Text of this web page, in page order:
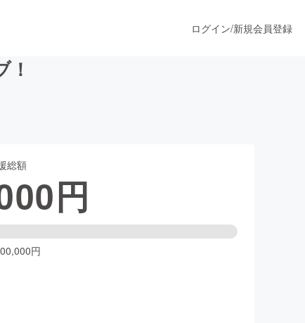
ファッション
ログイン/新規会員登録
総額
円
円